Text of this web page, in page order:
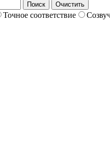
Точное соответствие